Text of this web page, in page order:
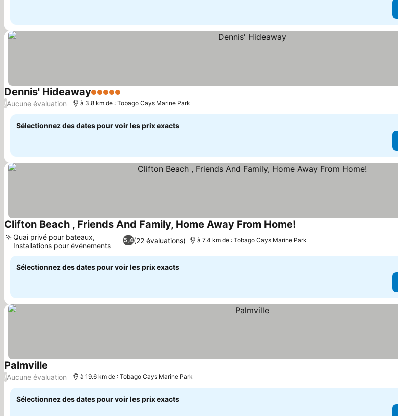
Dennis' Hideaway5 Étoiles
/Aucune évaluation à 3.8 km de : Tobago Cays Marine Park
Sélectionnez des dates pour voir les prix exacts
Clifton Beach , Friends And Family, Home Away From Home!
5,4(22 évaluations)
Quai privé pour bateaux,
Installations pour événements
à 7.4 km de : Tobago Cays Marine Park
Sélectionnez des dates pour voir les prix exacts
Palmville
/Aucune évaluation à 19.6 km de : Tobago Cays Marine Park
Sélectionnez des dates pour voir les prix exacts